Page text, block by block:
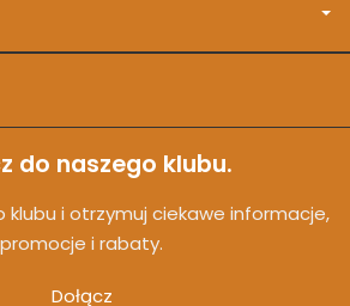
do naszego klubu.
klubu i otrzymuj ciekawe informacje,
promocje i rabaty.
Dołącz